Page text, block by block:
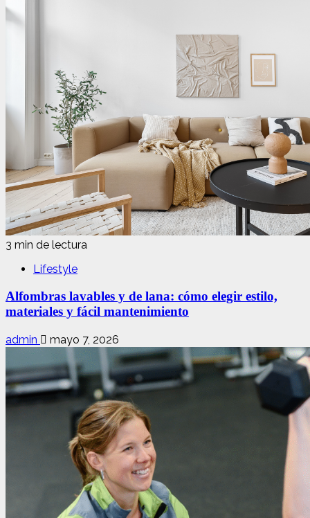
3 min de lectura
Lifestyle
Alfombras lavables y de lana: cómo elegir estilo,
materiales y fácil mantenimiento
admin mayo 7, 2026